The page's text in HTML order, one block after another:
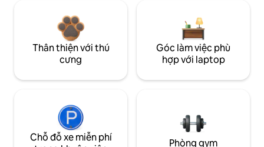
Thân thiện với thú
cưng
Góc làm việc phù
hợp với laptop
Chỗ đỗ xe miễn phí
Phòng gym